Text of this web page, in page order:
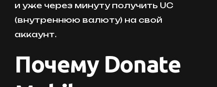
и уже через минуту получить UC
(внутреннюю валюту) на свой
аккаунт.
Почему Donate